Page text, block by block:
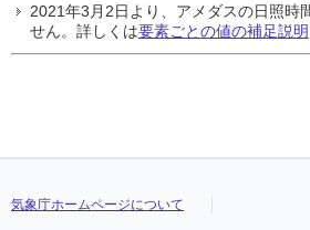
2021年3月2日より、アメダスの日照時
せん。詳しくは要素ごとの値の補足説明
気象庁ホームページについて